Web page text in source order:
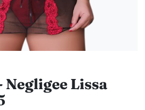
Negligee Lissa